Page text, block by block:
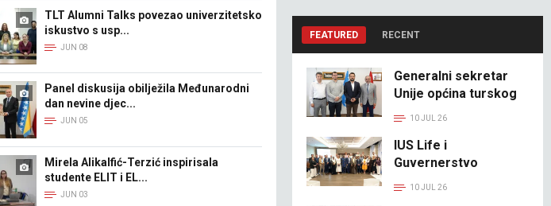
TLT Alumni Talks povezao univerzitetsko
iskustvo s usp...
JUN 08
Panel diskusija obilježila Međunarodni
dan nevine djec...
JUN 05
Mirela Alikalfić-Terzić inspirisala
studente ELIT i EL...
JUN 03
FEATURED RECENT
Generalni sekretar
Unije općina turskog
svijeta posjetio IUS
10 JUL 26
IUS Life i
Guvernerstvo
Istanbula učestvovali
10 JUL 26